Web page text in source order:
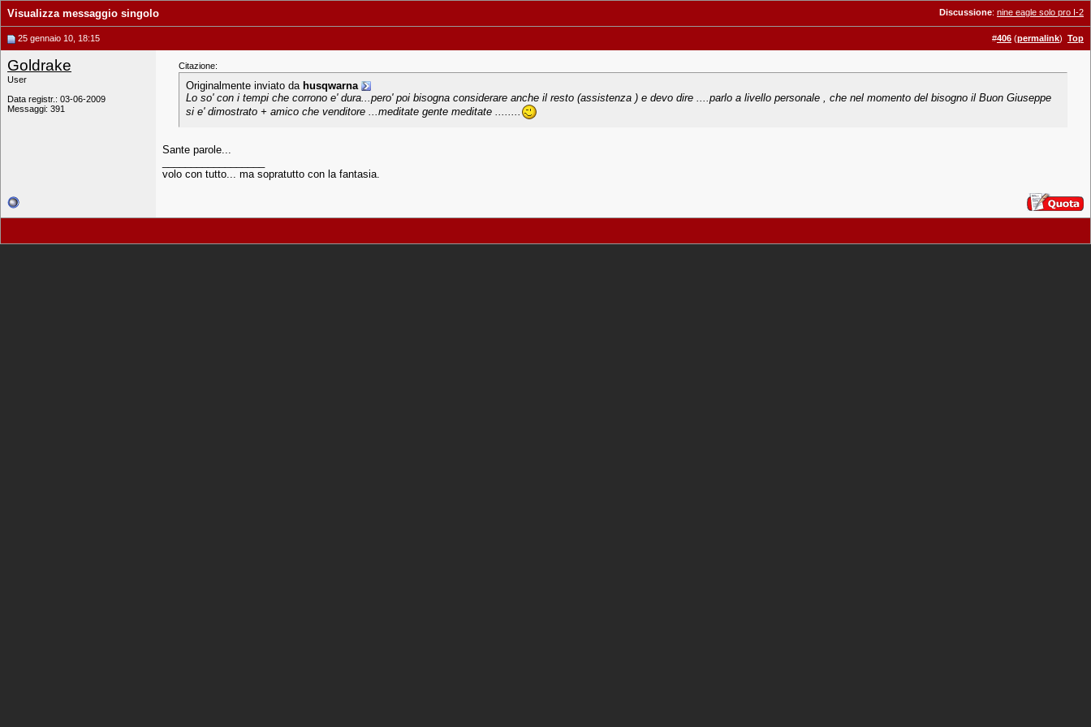
Discussione: nine eagle solo pro I-2
Visualizza messaggio singolo
25 gennaio 10, 18:15 #406 (permalink) Top
Goldrake
User
Data registr.: 03-06-2009
Messaggi: 391
Citazione:
Originalmente inviato da husqwarna
Lo so' con i tempi che corrono e' dura...pero' poi bisogna considerare anche il resto (assistenza ) e devo dire ....parlo a livello personale , che nel momento del bisogno il Buon Giuseppe
si e' dimostrato + amico che venditore ...meditate gente meditate ........
Sante parole...
volo con tutto... ma sopratutto con la fantasia.